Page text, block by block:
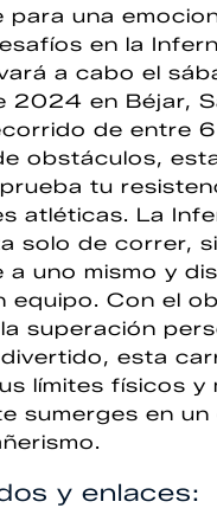
para una
en la
a cabo el
2024 en Béjar,
de entre
obstáculos,
tu
atléticas. La
solo de correr,
a uno mismo y
equipo. Con el
superación
esta
límites físicos y
sumerges en
y enlaces: